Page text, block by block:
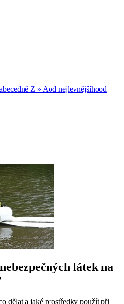
abecedně Z » Aod nejlevnějšíhood
látek na
dělat a jaké prostředky použít při